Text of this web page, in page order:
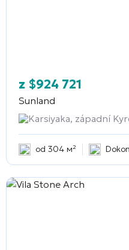
z $924 721
Sunland
Karsiyaka, západní
od 304 м²